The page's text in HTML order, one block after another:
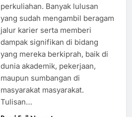
perkuliahan. Banyak lulusan
yang sudah mengambil beragam
jalur karier serta memberi
dampak signifikan di bidang
yang mereka berkiprah, baik di
dunia akademik, pekerjaan,
maupun sumbangan di
masyarakat masyarakat.
Tulisan…